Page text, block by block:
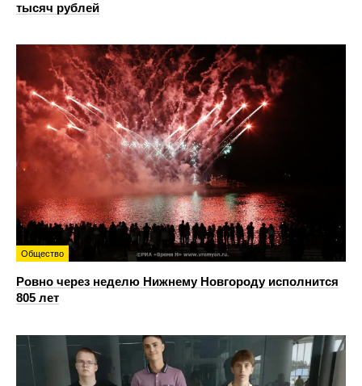
тысяч рублей
Общество
Ровно через неделю Нижнему Новгороду исполнится
805 лет